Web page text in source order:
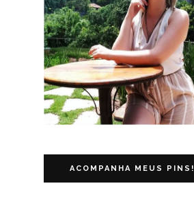
ACOMPANHA MEUS PINS!